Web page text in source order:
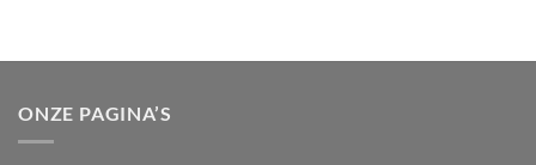
ONZE PAGINA’S